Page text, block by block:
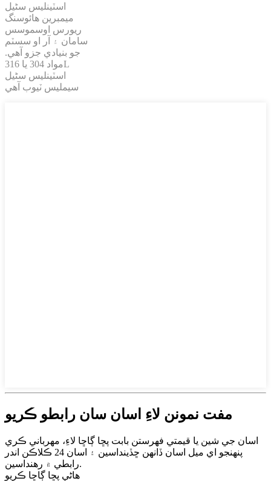
اسٽينلیس سٹیل
ميمبرين هائوسنگ
ريورس اوسموسس
سامان ۽ آر او سسٽم
جو بنيادي جزو آهي.
مواد 304 يا 316L
اسٽينلیس سٹیل
سيمليس ٽيوب آهي
مفت نمونن لاءِ اسان سان رابطو ڪريو
اسان جي شين يا قيمتي فهرستن بابت پڇا ڳاڇا لاءِ، مهرباني ڪري
پنهنجو اي ميل اسان ڏانهن ڇڏينداسين ۽ اسان 24 ڪلاڪن اندر
رابطي ۾ رهنداسين.
هاڻي پڇا ڳاڇا ڪريو